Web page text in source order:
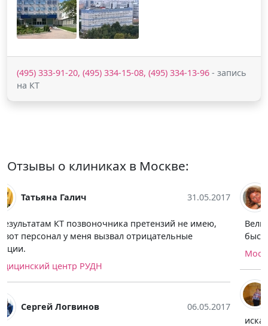
(495) 333-91-20, (495) 334-15-08, (495) 334-13-96 - запись
на КТ
Отзывы о клиниках в Москве:
* Kats 06.05.2017
Великодушное спасибо за КТ лёгких, выполнили
быстро, профессионально.
Московский центр В.И. Дикуля в Беляево
13.06.2017